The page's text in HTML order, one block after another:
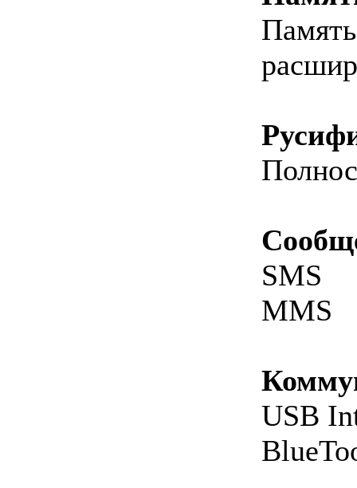
SMS
MMS
USB